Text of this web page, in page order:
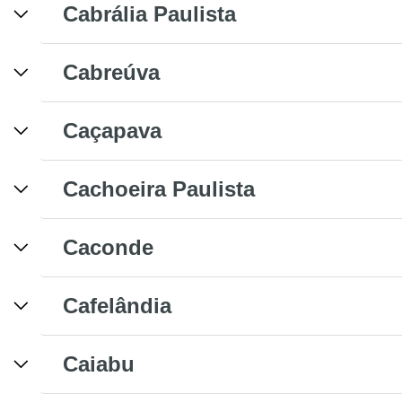
Cabrália Paulista
Cabreúva
Caçapava
Cachoeira Paulista
Caconde
Cafelândia
Caiabu